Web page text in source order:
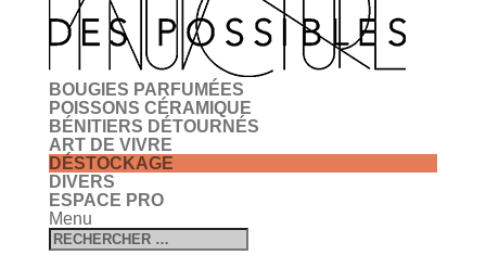
BOUGIES PARFUMÉES
POISSONS CÉRAMIQUE
BÉNITIERS DÉTOURNÉS
ART DE VIVRE
DÉSTOCKAGE
DIVERS
ESPACE PRO
Menu